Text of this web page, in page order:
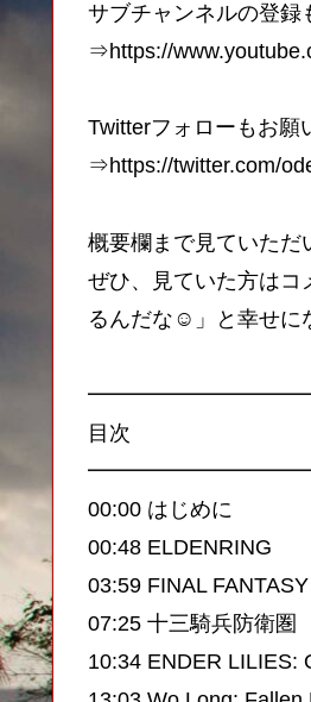
サブチャンネルの登録
⇒https://
Twitterフォローもお願
⇒https://twitter.com/
概要欄まで見ていただ
ぜひ、見ていた方はコ
るんだな☺️」と幸せに
目次
00:00 はじめに
00:48 ELDENRING
03:59 FINAL
07:25 十三騎兵防衛圏
10:34 ENDER LILIES: